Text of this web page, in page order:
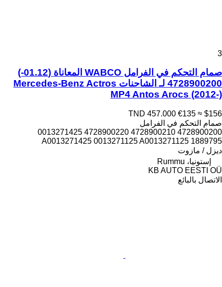
3
صمام التحكم في الفرامل WABCO المعاناة (01.12-)
4728900200 لـ الشاحنات Mercedes-Benz Actros
MP4 Antos Arocs (2012-)
TND 457.000 €135 ≈ $156
صمام التحكم في الفرامل
4728900200 4728900210 4728900220 0013271425
A0013271425 0013271125 A0013271125 1889795
ديزل / مازوت
إستونيا، Rummu
KB AUTO EESTI OÜ
الاتصال بالبائع